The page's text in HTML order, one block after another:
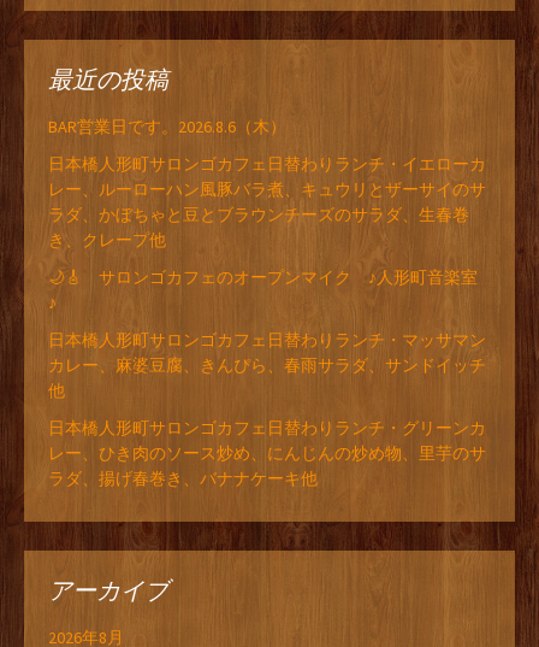
最近の投稿
BAR営業日です。2026.8.6（木）
日本橋人形町サロンゴカフェ日替わりランチ・イエローカ
レー、ルーローハン風豚バラ煮、キュウリとザーサイのサ
ラダ、かぼちゃと豆とブラウンチーズのサラダ、生春巻
き、クレープ他
🌙🎸 サロンゴカフェのオープンマイク ♪人形町音楽室
♪
日本橋人形町サロンゴカフェ日替わりランチ・マッサマン
カレー、麻婆豆腐、きんぴら、春雨サラダ、サンドイッチ
他
日本橋人形町サロンゴカフェ日替わりランチ・グリーンカ
レー、ひき肉のソース炒め、にんじんの炒め物、里芋のサ
ラダ、揚げ春巻き、バナナケーキ他
アーカイブ
2026年8月